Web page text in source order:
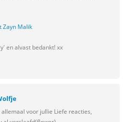
Zayn Malik
en alvast bedankt! xx
allemaal voor jullie Liefe reacties,